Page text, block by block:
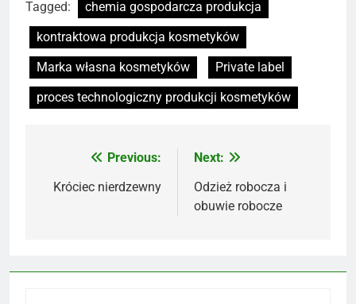
Tagged:
chemia gospodarcza produkcja
kontraktowa produkcja kosmetyków
Marka własna kosmetyków
Private label
proces technologiczny produkcji kosmetyków
Nawigacja
wpisu
Previous:
Króciec nierdzewny
Next:
Odzież robocza i
obuwie robocze